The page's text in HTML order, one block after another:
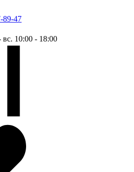
89-47
вс. 10:00 - 18:00